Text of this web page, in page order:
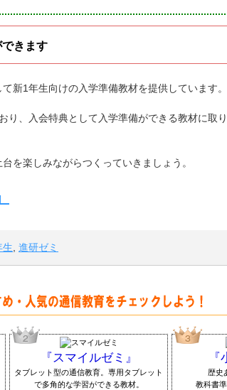
きます
新1年生向けの入学準備教材を提供しています。
り、入会特典として入学準備ができる教材に取
を楽しみながらつくっていきましょう。
生 進研ゼミ
『スマイルゼミ』
タブレット型の通信教育。専用タブレット
で多角的な学習ができる教材。
歴史
教科書